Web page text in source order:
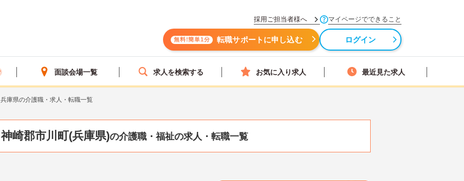
採用ご担当者様へ マイページでできること
無料!簡単1分 転職サポートに申し込む ログイン
面談会場一覧 求人を検索する お気に入り求人 最近見た求人
兵庫県の介護職・求人・転職一覧
神崎郡市川町(兵庫県)の介護職・福祉の求人・転職一覧